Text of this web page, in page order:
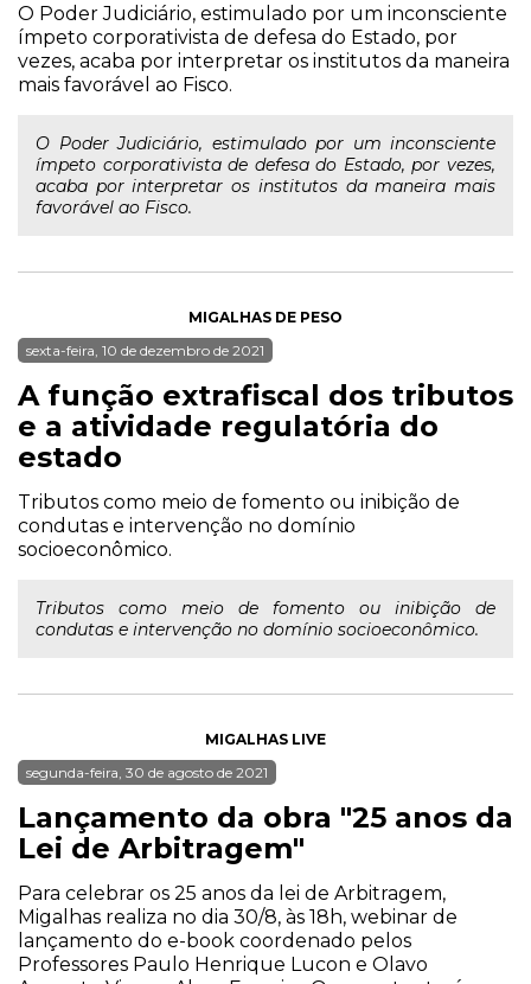
O Poder Judiciário, estimulado por um inconsciente
ímpeto corporativista de defesa do Estado, por
vezes, acaba por interpretar os institutos da maneira
mais favorável ao Fisco.
O Poder Judiciário, estimulado por um inconsciente
ímpeto corporativista de defesa do Estado, por vezes,
acaba por interpretar os institutos da maneira mais
favorável ao Fisco.
MIGALHAS DE PESO
sexta-feira, 10 de dezembro de 2021
A função extrafiscal dos tributos
e a atividade regulatória do
estado
Tributos como meio de fomento ou inibição de
condutas e intervenção no domínio
socioeconômico.
Tributos como meio de fomento ou inibição de
condutas e intervenção no domínio socioeconômico.
MIGALHAS LIVE
segunda-feira, 30 de agosto de 2021
Lançamento da obra "25 anos da
Lei de Arbitragem"
Para celebrar os 25 anos da lei de Arbitragem,
Migalhas realiza no dia 30/8, às 18h, webinar de
lançamento do e-book coordenado pelos
Professores Paulo Henrique Lucon e Olavo